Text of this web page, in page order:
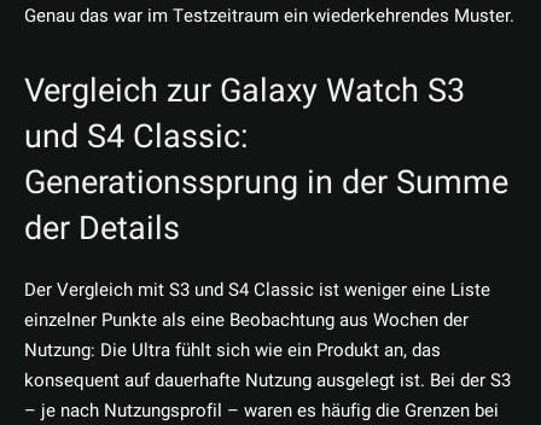
Genau das war im Testzeitraum ein wiederkehrendes Muster.
Vergleich zur Galaxy Watch S3
und S4 Classic:
Generationssprung in der Summe
der Details
Der Vergleich mit S3 und S4 Classic ist weniger eine Liste
einzelner Punkte als eine Beobachtung aus Wochen der
Nutzung: Die Ultra fühlt sich wie ein Produkt an, das
konsequent auf dauerhafte Nutzung ausgelegt ist. Bei der S3
– je nach Nutzungsprofil – waren es häufig die Grenzen bei